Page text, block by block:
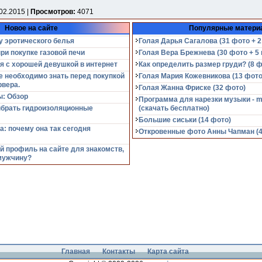
| Просмотров: 4071
Новое на сайте
белья
покупке газовой печи
с хорошей девушкой в интернет
необходимо знать перед покупкой
Обзор
гидроизоляционные
почему она так сегодня
профиль на сайте для знакомств,
Популярные
Голая Дарья Сагалова (31 фото +
Голая Вера Брежнева (30 фото + 5
Как определить размер груди? (8
Голая Мария Кожевникова (13
Голая Жанна Фриске (32 фото)
Программа для нарезки музыки -
(cкачать бесплатно)
Большие сиськи (14 фото)
Откровенные фото Анны Чапман
Главная Контакты
Карта сайта